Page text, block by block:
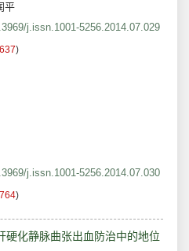
平
j.issn.1001-5256.2014.07.029
637)
j.issn.1001-5256.2014.07.030
764)
硬化静脉曲张出血防治中的地位